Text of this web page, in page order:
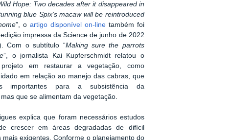
Hope: Two decades after it disappeared in
blue Spix’s macaw will be reintroduced
”, o artigo disponível on-linetambém foi
impressa da Science de junho de 2022
Com o subtítulo “Making sure the parrots
”, o jornalista Kai Kupferschmidt relatou o
em restaurar a vegetação, como
em relação ao manejo das cabras, que
importantes para a subsistência da
que se alimentam da vegetação.
explica que foram necessários estudos
crescer em áreas degradadas de difícil
exigentes. Conforme o planejamento do